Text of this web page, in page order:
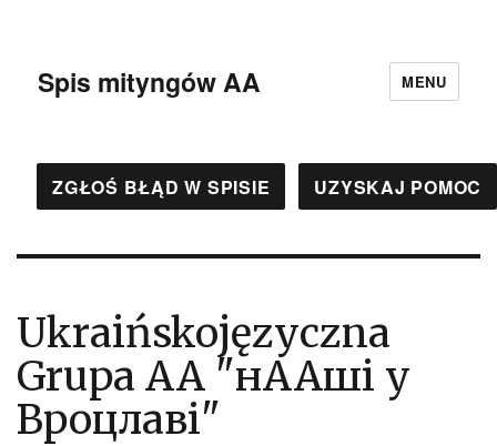
Spis mityngów AA MENU
ZGŁOŚ BŁĄD W SPISIE UZYSKAJ POMOC
Ukraińskojęzyczna
Grupa AA "нААші у
Вроцлаві"